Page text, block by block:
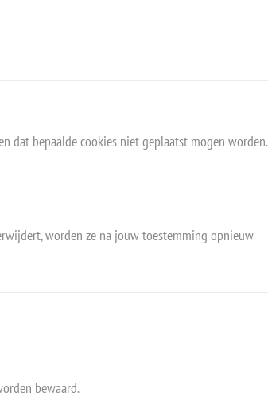
dat bepaalde cookies niet geplaatst mogen worden.
worden ze na jouw toestemming opnieuw
bewaard.